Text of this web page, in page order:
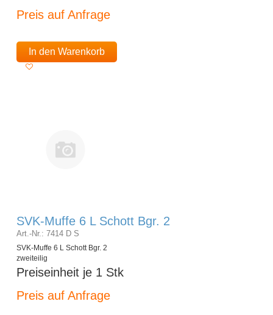
Preis auf Anfrage
In den Warenkorb
SVK-Muffe 6 L Schott Bgr. 2
Art.-Nr.: 7414 D S
SVK-Muffe 6 L Schott Bgr. 2
zweiteilig
Preiseinheit je 1 Stk
Preis auf Anfrage